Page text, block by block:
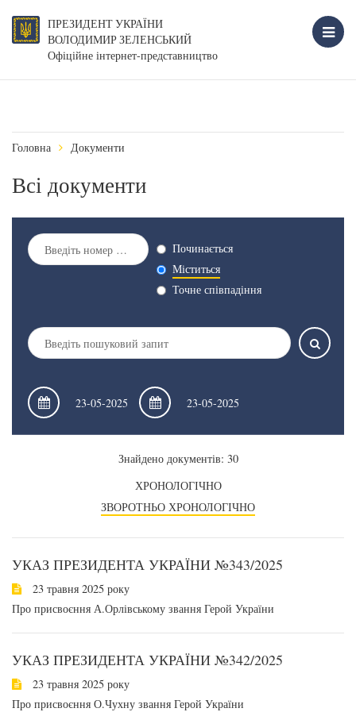
ПРЕЗИДЕНТ УКРАЇНИ
ВОЛОДИМИР ЗЕЛЕНСЬКИЙ
Офіційне інтернет-представництво
Головна Документи
Всі документи
Починається
Міститься
Точне співпадіння
Знайдено документів: 30
ХРОНОЛОГІЧНО
ЗВОРОТНЬО ХРОНОЛОГІЧНО
УКАЗ ПРЕЗИДЕНТА УКРАЇНИ №343/2025
23 травня 2025 року
Про присвоєння А.Орлівському звання Герой України
УКАЗ ПРЕЗИДЕНТА УКРАЇНИ №342/2025
23 травня 2025 року
Про присвоєння О.Чухну звання Герой України